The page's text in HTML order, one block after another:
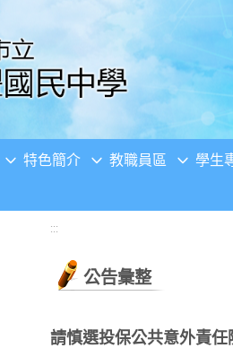
特色簡介 教職員區 學生
:::
公告彙整
請慎選投保公共意外責